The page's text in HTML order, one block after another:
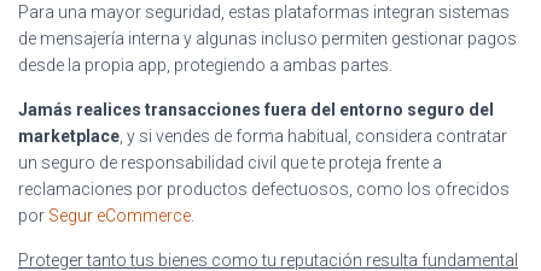
Para una mayor seguridad, estas plataformas integran sistemas
de mensajería interna y algunas incluso permiten gestionar pagos
desde la propia app, protegiendo a ambas partes.
Jamás realices transacciones fuera del entorno seguro del
marketplace , y si vendes de forma habitual, considera contratar
un seguro de responsabilidad civil que te proteja frente a
reclamaciones por productos defectuosos, como los ofrecidos
por Segur eCommerce
Proteger tanto tus bienes como tu reputación resulta fundamental